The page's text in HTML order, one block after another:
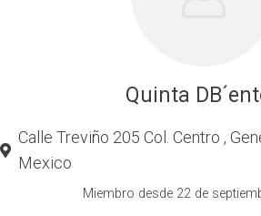
Quinta
Calle Treviño 205 Col. Centro ,
Mexico
Miembro desde 22 de